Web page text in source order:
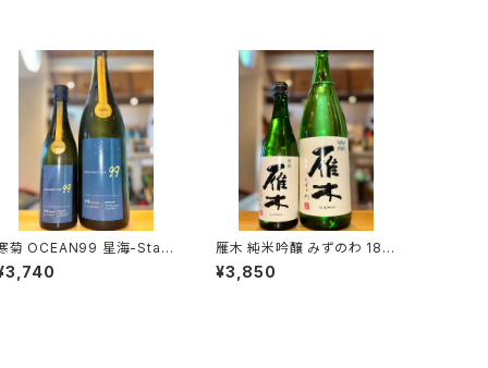
菊 OCEAN99 星海-Starli
Sea-2026 純米大吟醸
濾過生原酒 1800ml１本
雁木 純米吟醸 みずのわ 180
0ml１本（八百新酒造・山口県
岩国市今津町）
¥3,850